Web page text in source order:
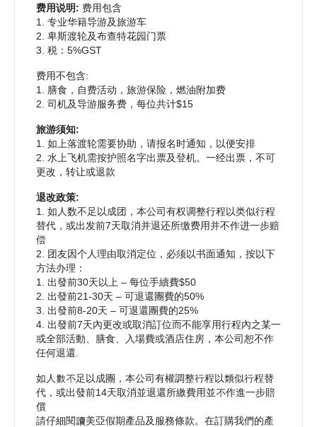
费用说明: 费用包含
1. 专业华籍导游及旅游车
2. 卑斯渡轮及布查特花园门票
3. 税：5%GST
费用不包含:
1. 膳食，自费活动，旅游保险，燃油附加费
2. 司机及导游服务费，每位共计$15
旅游须知:
1. 如上落渡轮需要协助，请报名时通知，以便安排
2. 水上飞机需按护照名字出票及登机。一经出票，不可
更改，转让或退款
退改政策:
1. 如人数不足以成团，本公司有权调整行程以类似行程
替代，或出发前7天取消并退还所缴费用并不作进一步赔
偿
2. 团友因个人理由取消定位，必须以书面通知，按以下
方法办理：
1. 出發前30天以上 – 每位手續費$50
2. 出發前21-30天 – 可退還團費的50%
3. 出發前8-20天 – 可退還團費的25%
4. 出發前7天內更改或取消訂位而不能享用行程內之某一
或全部活動、膳食、入場費或酒店住房，本公司恕不作
任何退還.
如人數不足以成團，本公司有權調整行程以類似行程替
代，或出發前14天取消並退還所繳費用並不作進一步賠
償
請仔細閱讀美亞假期產品及服務條款。在訂購我們的產